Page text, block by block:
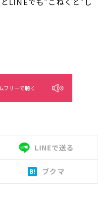
フリーで聴く
LINEで送る
ブクマ